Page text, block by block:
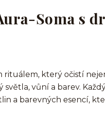
Soma s
který očistí
vůní a barev.
a barevných esencí,